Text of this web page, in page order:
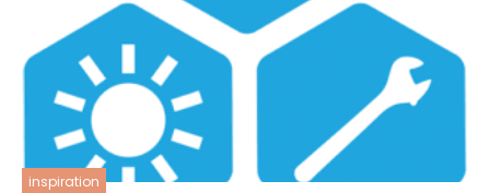
inspiration